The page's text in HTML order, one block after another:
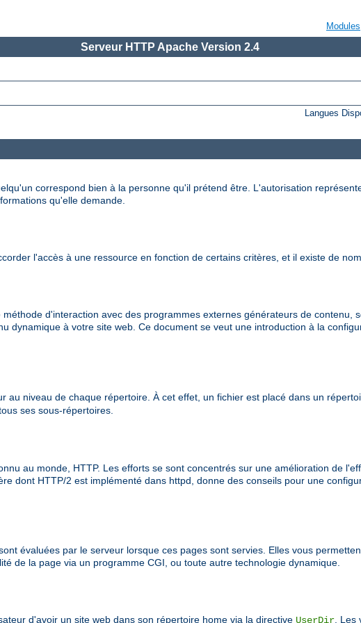
Modules
Serveur HTTP Apache Version 2.4
Langues
correspond bien à la personne qu'il prétend être. L'autorisation
qu'elle demande.
l'accès à une ressource en fonction de certains critères, et il existe de
d'interaction avec des programmes externes générateurs de contenu,
dynamique à votre site web. Ce document se veut une introduction à la
au niveau de chaque répertoire. À cet effet, un fichier est placé dans un
ses sous-répertoires.
au monde, HTTP. Les efforts se sont concentrés sur une amélioration de
dont HTTP/2 est implémenté dans httpd, donne des conseils pour une
évaluées par le serveur lorsque ces pages sont servies. Elles vous
de la page via un programme CGI, ou toute autre technologie dynamique.
d'avoir un site web dans son répertoire home via la directive UserDir .